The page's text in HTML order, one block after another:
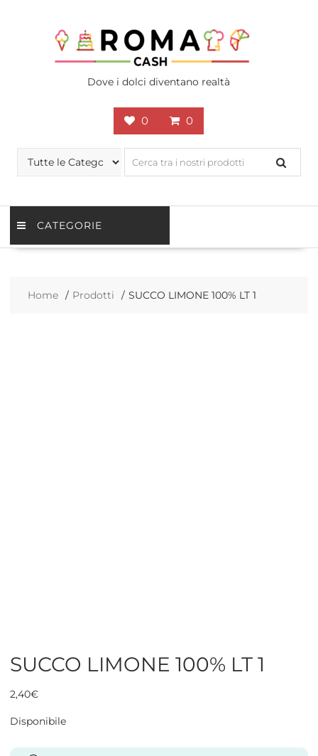
Dove i dolci diventano realtà
0 0
CATEGORIE
Home Prodotti SUCCO LIMONE 100% LT 1
SUCCO LIMONE 100% LT 1
2,40€
Disponibile